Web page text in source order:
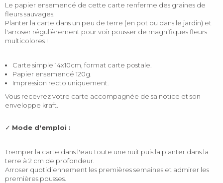
Le papier ensemencé de cette carte renferme des graines de
fleurs sauvages.
Planter la carte dans un peu de terre (en pot ou dans le jardin) et
l'arroser régulièrement pour voir pousser de magnifiques fleurs
multicolores !
Carte simple 14x10cm, format carte postale.
Papier ensemencé 120g.
Impression recto uniquement.
Vous recevrez votre carte accompagnée de sa notice et son
enveloppe kraft.
✓ Mode d'emploi :
Tremper la carte dans l'eau toute une nuit puis la planter dans la
terre à 2 cm de profondeur.
Arroser quotidiennement les premières semaines et admirer les
premières pousses.